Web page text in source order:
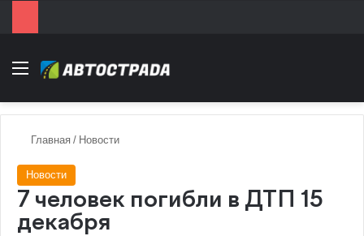
Menu
Главная / Новости
Новости
7 человек погибли в ДТП 15
декабря